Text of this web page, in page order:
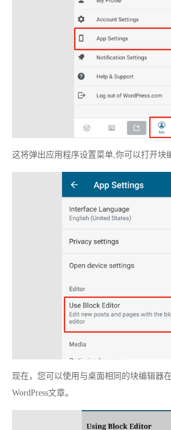
这将弹出应用程序设置菜单,你可以打开块
现在，您可以使用与桌面相同的块编辑器
WordPress文章。